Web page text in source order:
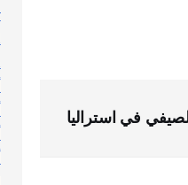
في استراليا